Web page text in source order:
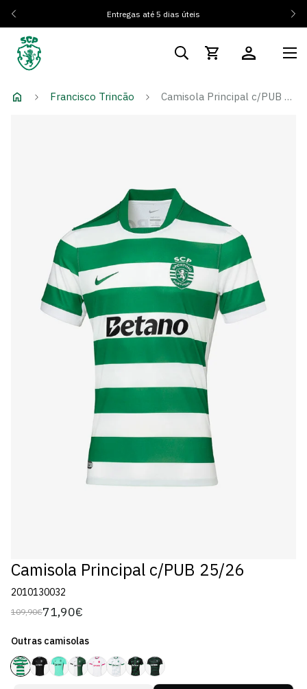
Entregas até 5 dias úteis
Francisco Trincão Camisola Principal c/PUB 25/26
Camisola Principal c/PUB 25/26
2010130032
Preço
109,90€
Preço
venda
71,90€
Outras camisolas